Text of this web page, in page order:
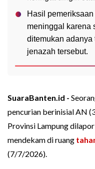
Hasil
meninggal karena
ditemukan adanya
jenazah tersebut.
SuaraBanten.id -
pencurian berinisial AN
Provinsi Lampung
mendekam di ruang
(7/7/2026).